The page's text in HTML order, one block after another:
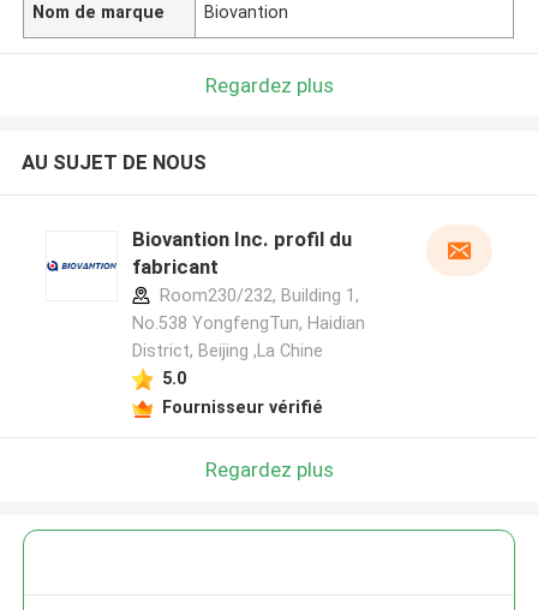
Nom de marque Biovantion
Regardez plus
AU SUJET DE NOUS
Biovantion Inc. profil du
fabricant
Room230/232, Building 1,
No.538 YongfengTun, Haidian
District, Beijing ,La Chine
5.0
Fournisseur vérifié
Regardez plus